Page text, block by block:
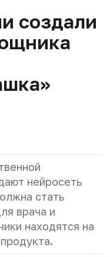
создали
нейросеть
стать
врача и
находятся на